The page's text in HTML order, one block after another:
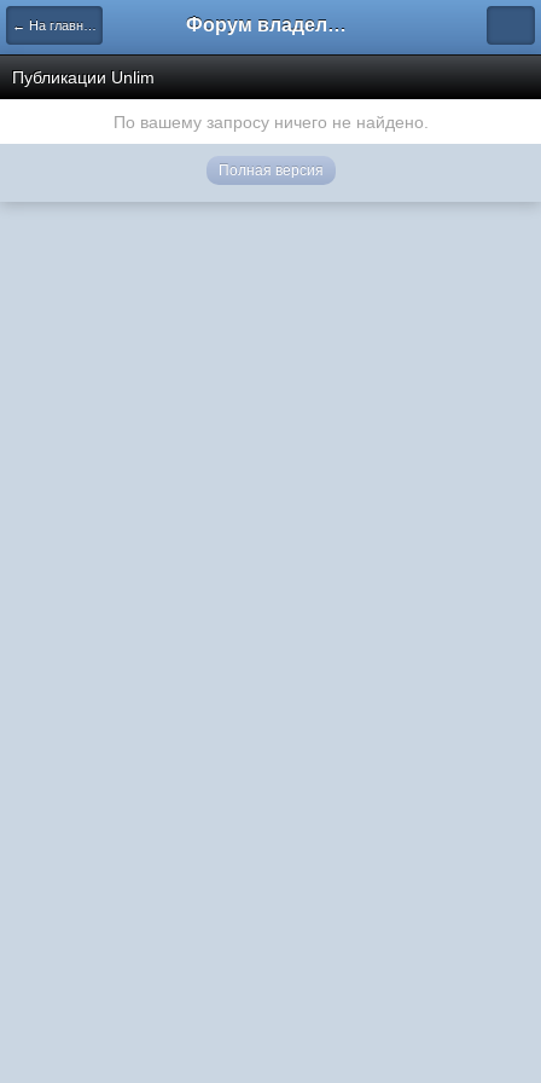
← На главную Форум владельцев интернет-магазинов
Публикации Unlim
По вашему запросу ничего не найдено.
Полная версия